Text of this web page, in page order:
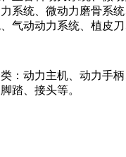
系统、微动力磨骨系
气动动力系统、植皮刀
：动力主机、动力手
踏、接头等。